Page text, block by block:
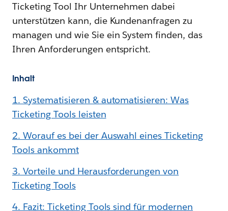
Ticketing Tool Ihr Unternehmen dabei
unterstützen kann, die Kundenanfragen zu
managen und wie Sie ein System finden, das
Ihren Anforderungen entspricht.
Inhalt
1. Systematisieren & automatisieren: Was
Ticketing Tools leisten
2. Worauf es bei der Auswahl eines Ticketing
Tools ankommt
3. Vorteile und Herausforderungen von
Ticketing Tools
4. Fazit: Ticketing Tools sind für modernen